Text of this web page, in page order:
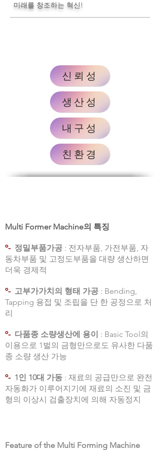
미래를 창조하는 혁신!
신뢰성
생산성
내구성
친환경
Multi Former Machine의 특징
º- 정밀부품가공 : 전자부품, 가전부품, 자
동차부품 및 고정도부품을 대량 생산하면
더욱 경제적
º- 고부가가치의 형태 가공 : Bending,
Tapping 용접 및 조립을 단 한 공정으로 처
리
º- 다품종 소량생산에 용이 : Basic Tool의
이용으로 1벌의 금형만으로도 유사한 다품
종 소량 생산 가능
º- 1인 10대 가동 : 재료의 공급만으로 완전
자동화가 이루어지기에 재료의 소진 및 금
형의 이상시 검출장치에 의해 자동정지
Feature of the Multi Forming Machine